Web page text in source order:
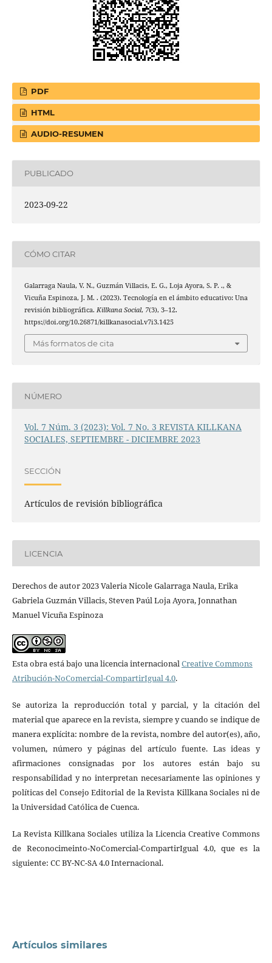
PDF
HTML
AUDIO-RESUMEN
PUBLICADO
2023-09-22
CÓMO CITAR
Galarraga Naula, V. N., Guzmán Villacis, E. G., Loja Ayora, S. P. ., &
Vicuña Espinoza, J. M. . (2023). Tecnología en el ámbito educativo: Una
revisión bibliográfica. Killkana Social, 7(3), 3–12.
https://doi.org/10.26871/killkanasocial.v7i3.1425
Más formatos de cita
NÚMERO
Vol. 7 Núm. 3 (2023): Vol. 7 No. 3 REVISTA KILLKANA
SOCIALES, SEPTIEMBRE - DICIEMBRE 2023
SECCIÓN
Artículos de revisión bibliográfica
LICENCIA
Derechos de autor 2023 Valeria Nicole Galarraga Naula, Erika
Gabriela Guzmán Villacis, Steven Paúl Loja Ayora, Jonnathan
Manuel Vicuña Espinoza
Esta obra está bajo una licencia internacionalCreative Commons
Atribución-NoComercial-CompartirIgual 4.0.
Se autoriza la reproducción total y parcial, y la citación del
material que aparece en la revista, siempre y cuando se indique de
manera explícita: nombre de la revista, nombre del autor(es), año,
volumen, número y páginas del artículo fuente. Las ideas y
afirmaciones consignadas por los autores están bajo su
responsabilidad y no interpretan necesariamente las opiniones y
políticas del Consejo Editorial de la Revista Killkana Sociales ni de
la Universidad Católica de Cuenca.
La Revista Killkana Sociales utiliza la Licencia Creative Commons
de Reconocimeinto-NoComercial-CompartirIgual 4.0, que es la
siguiente: CC BY-NC-SA 4.0 Internacional.
Artículos similares